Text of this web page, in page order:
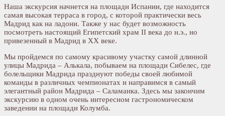
Наша экскурсия начнется на площади Испании, где находится
самая высокая терраса в город, с которой практически весь
Мадрид как на ладони. Также у нас будет возможность
посмотреть настоящий Египетский храм II века до н.э., но
привезенный в Мадрид в XX веке.
Мы пройдемся по самому красивому участку самой длинной
улицы Мадрида – Алькала, побываем на площади Сибелес, где
болельщики Мадрида празднуют победы своей любимой
команды в различных чемпионатах и направимся в самый
элегантный район Мадрида – Саламанка. Здесь мы закончим
экскурсию в одном очень интересном гастрономическом
заведении на площади Колумба.